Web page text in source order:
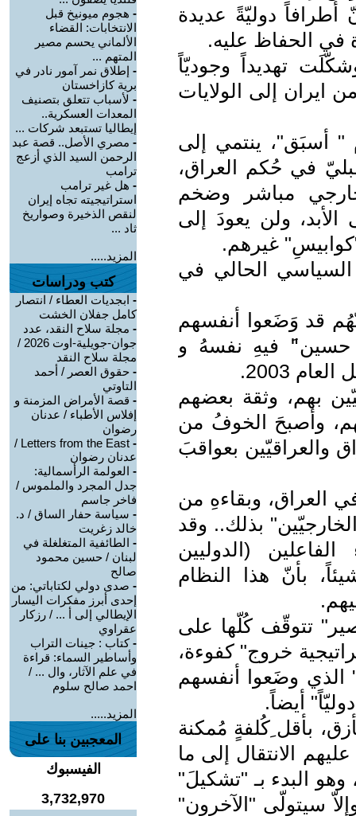
دوليّةً عديدة
في الحفاظ عليه.
تهديداً وجوديّاً
ايران إلى الولايات
" أسبَق"، ينتمي إلى
في حُكم العراق،
مباشر وضخم
ولن يعودَ إلى
غيرهم.
السياسي الحالي في
قد وَضَعوا أنفسهم
فيهِ نفسهُ و
2003.
بهم، وثقة بعضهم
وأصبحَ الخوفُ من
والعراقيّين بعواقبَ
العراق، وبقاءهِ من
بذلك.. وقد
(الدوليين
بأنّ هذا النظام
تتوقّف كُلّها على
خروج" كفوءة،
الذي وضَعوا أنفسهم
أيضاً.
بأقل ِكُلفةٍ مُمكنة
الانتقال إلى ما
البدء بـ "تشكيلَ"
سيتولّى "الآخرون"
- هجوم ميونيخ قبل
الانتخابات: القضاء
الألماني يحسم مصير
المتهم ...
- إطلاق نمر آمور نادر في
برية كازاخستان
- لأسباب تتعلق بتصنيف
المعدات العسكرية..
إيطاليا تستبعد شركات ...
- مصري الأصل.. قصة عبد
الرحمن السيد الذي أزعج
ترامب
- هل غير ترامب
استراتيجيته تجاه إيران
لنقص الذخيرة وصواريخ
ثاد ...
المزيد.....
كتب ودراسات
- ابجديات العطاء / انتصار
كامل جفلان الخشت
- مجلة سلاح النقد، عدد
جوان-جويلية-اوت 2026 /
مجلة سلاح النقد
- حقوق العصر / أحمد
التاوتي
- قصة الأمراض المزمنة و
إفلاس الأطباء / عدنان
رضوان
-
Letters from the East /
عدنان رضوان
- العولمة الرأسمالية:
جدل المجرد والملموس /
فاخر جاسم
- سياسة حفار الساق / د.
خالد زغريت
- الطائفية المتغلغلة في
لبنان / حسين محمود
صالح
- صدى دولي لكتاباتي: من
إحدى أبرز مفكرات اليسار
الإيطالي إلى أ ... / رزكار
عقراوي
-كتاب : جينات التراب
وأساطير السماء: قراءة
في علم الآثار، وال ... /
احمد صالح سلوم
المزيد.....
المعجبين بنا على
الفيسبوك
3,732,970